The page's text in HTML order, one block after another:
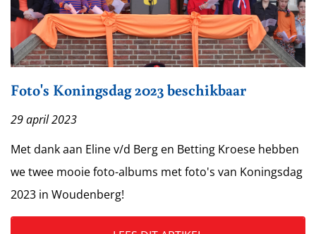
Foto's Koningsdag 2023 beschikbaar
29 april 2023
Met dank aan Eline v/d Berg en Betting Kroese hebben
we twee mooie foto-albums met foto's van Koningsdag
2023 in Woudenberg!